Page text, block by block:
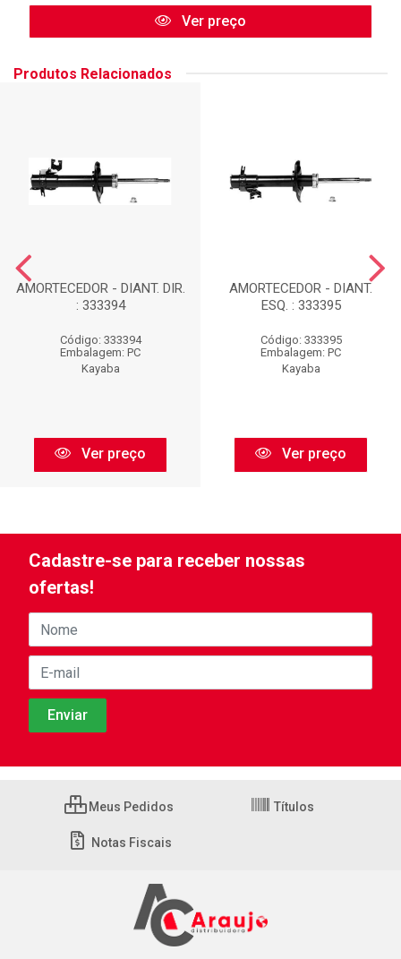
Ver preço
Produtos Relacionados
AMORTECEDOR - DIANT. DIR.
: 333394
Código: 333394
Embalagem: PC
Kayaba
Ver preço
AMORTECEDOR - DIANT.
ESQ. : 333395
Código: 333395
Embalagem: PC
Kayaba
Ver preço
Cadastre-se para receber nossas
ofertas!
Meus Pedidos Títulos
Notas Fiscais